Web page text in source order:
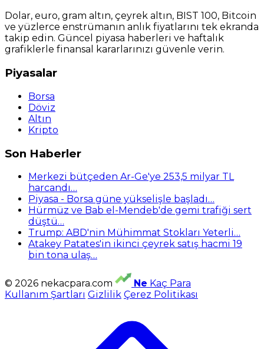
Dolar, euro, gram altın, çeyrek altın, BIST 100, Bitcoin
ve yüzlerce enstrümanın anlık fiyatlarını tek ekranda
takip edin. Güncel piyasa haberleri ve haftalık
grafiklerle finansal kararlarınızı güvenle verin.
Piyasalar
Borsa
Döviz
Altın
Kripto
Son Haberler
Merkezi bütçeden Ar-Ge'ye 253,5 milyar TL
harcandı…
Piyasa - Borsa güne yükselişle başladı…
Hürmüz ve Bab el-Mendeb'de gemi trafiği sert
düştü…
Trump: ABD'nin Mühimmat Stokları Yeterli…
Atakey Patates'in ikinci çeyrek satış hacmi 19
bin tona ulaş…
© 2026 nekacpara.com Ne Kaç Para
Kullanım Şartları Gizlilik Çerez Politikası